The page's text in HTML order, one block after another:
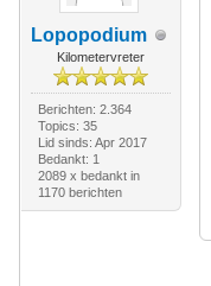
Lopopodium
Kilometervreter
Berichten: 2.364
Topics: 35
Lid sinds: Apr 2017
Bedankt: 1
2089 x bedankt in
1170 berichten